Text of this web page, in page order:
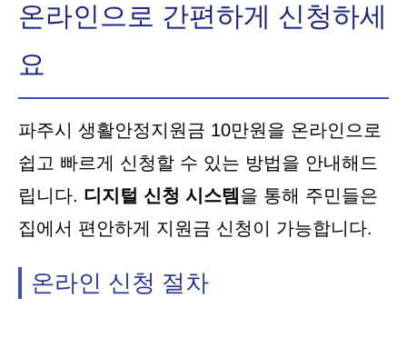
온라인으로 간편하게 신청하세
요
파주시 생활안정지원금 10만원을 온라인으로
쉽고 빠르게 신청할 수 있는 방법을 안내해드
립니다. 디지털 신청 시스템을 통해 주민들은
집에서 편안하게 지원금 신청이 가능합니다.
온라인 신청 절차